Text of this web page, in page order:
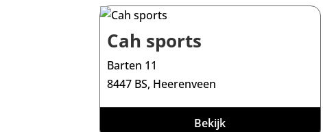
Cah sports
Barten 11
8447 BS, Heerenveen
Bekijk